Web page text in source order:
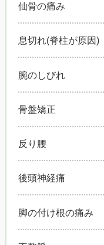
仙骨の痛み
息切れ(脊柱が原因)
腕のしびれ
骨盤矯正
反り腰
後頭神経痛
脚の付け根の痛み